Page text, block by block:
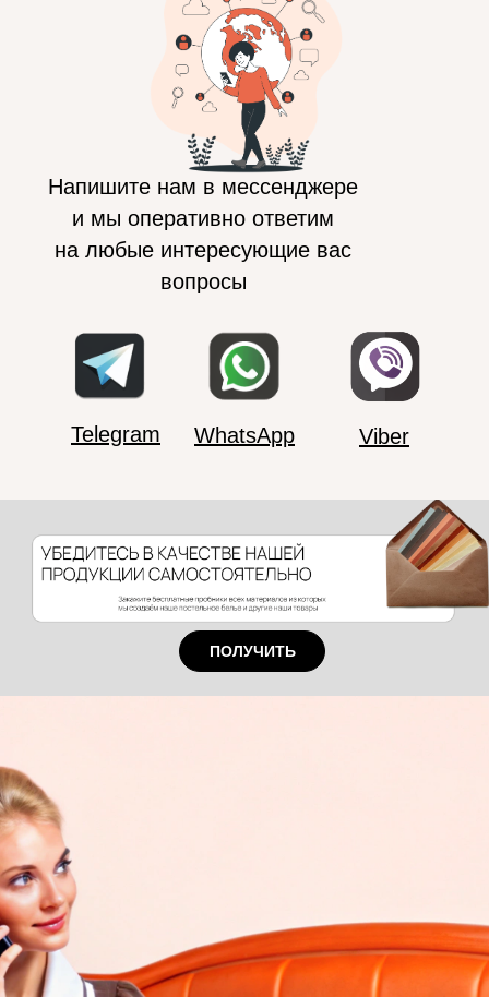
Напишите нам в мессенджере
и мы оперативно ответим
на любые интересующие вас
вопросы
Telegram WhatsApp Viber
ПОЛУЧИТЬ